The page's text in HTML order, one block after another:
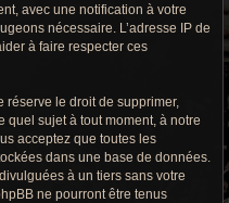
avec une notification à votre
nécessaire. L’adresse IP de
à faire respecter ces
réserve le droit de supprimer,
quel sujet à tout moment, à notre
acceptez que toutes les
dans une base de données.
à un tiers sans votre
ne pourront être tenus